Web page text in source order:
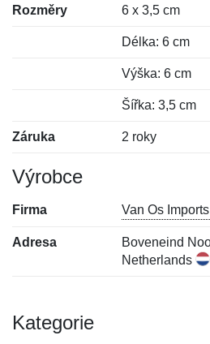
Rozměry 6 x 3,5 cm
Délka: 6 cm
Výška: 6 cm
Šířka: 3,5 cm
Záruka 2 roky
Výrobce
Firma Van Os
Adresa
Boveneind
Netherlands
Kategorie